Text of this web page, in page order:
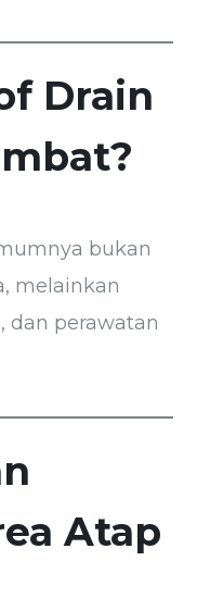
Drain
bukan
melainkan
dan perawatan
Atap